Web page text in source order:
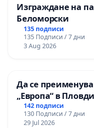
Изграждане на
Беломорски
135 подписи
135 Подписи / 7 дни
3 Aug 2026
Да се преименува
„Европа“ в
142 подписи
130 Подписи / 7 дни
29 Jul 2026